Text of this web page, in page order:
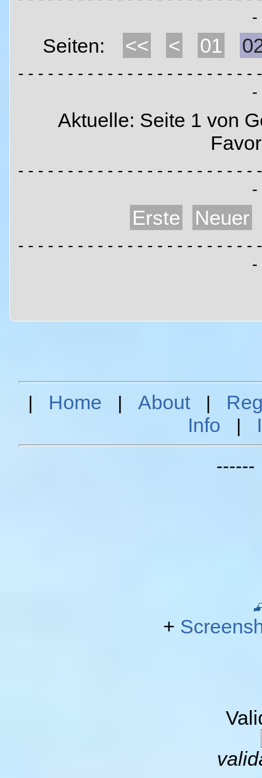
-
Seiten: << < 01
- - - - - - - - - - - - - - - - - - - - - - - -
-
Aktuelle: Seite 1 von
- - - - - - - - - - - - - - - - - - - - - - - -
-
Erste Neuer
- - - - - - - - - - - - - - - - - - - - - - - -
-
| Home | About|
Info |
+